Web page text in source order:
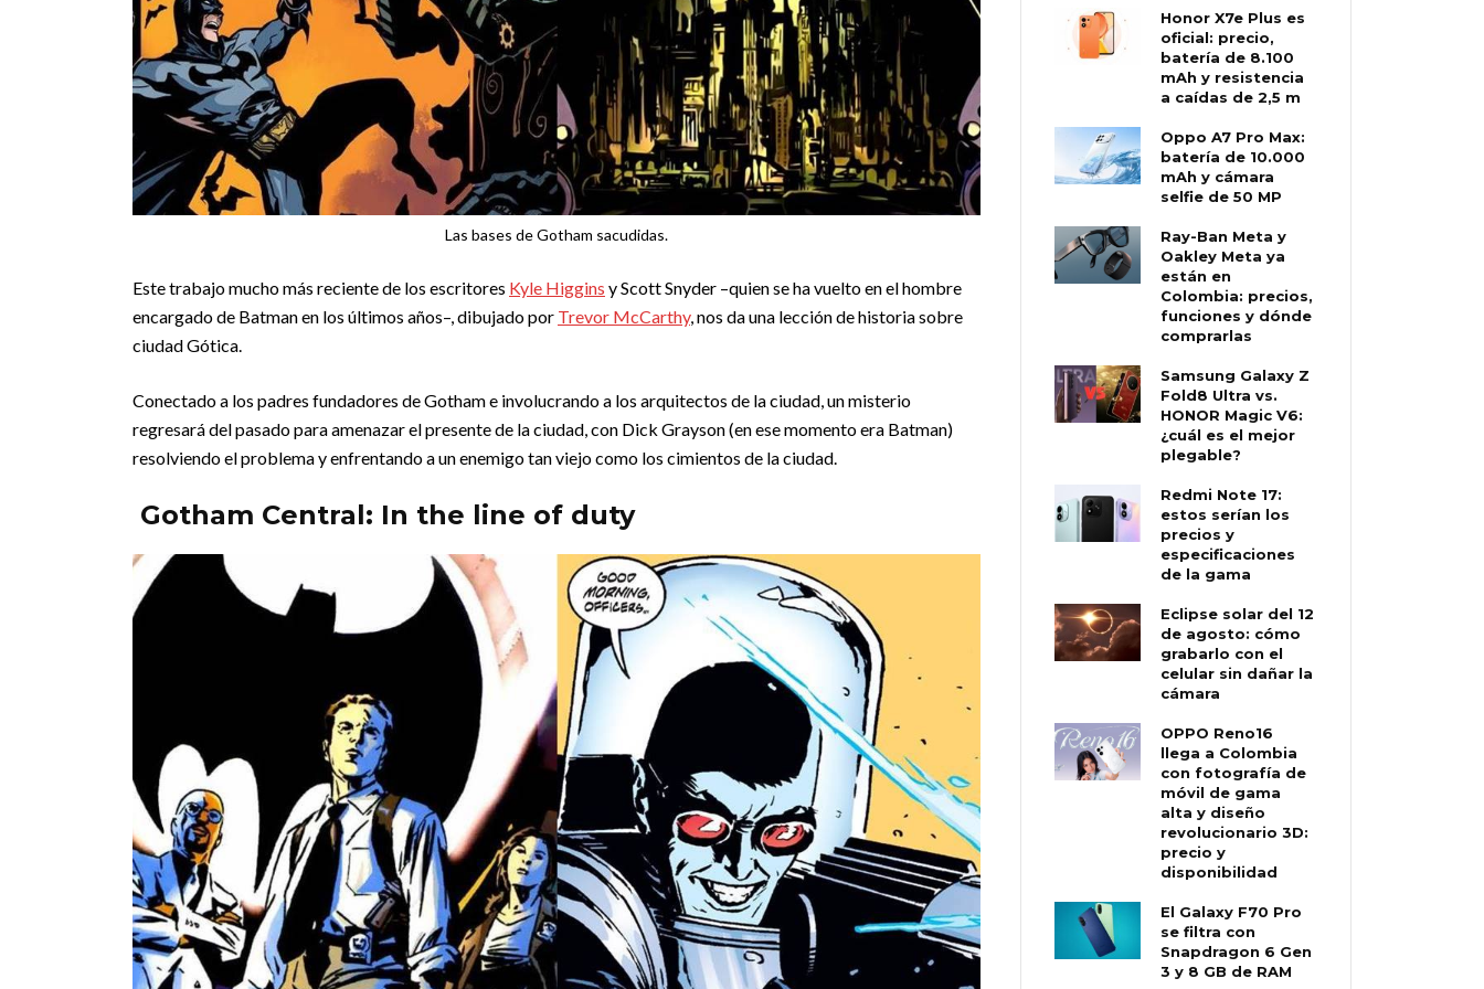
Las bases de Gotham sacudidas.
Este trabajo mucho más reciente de los escritores Kyle Higgins y Scott Snyder –quien se ha vuelto en el hombre
encargado de Batman en los últimos años–, dibujado por Trevor McCarthy, nos da una lección de historia sobre
ciudad Gótica.
Conectado a los padres fundadores de Gotham e involucrando a los arquitectos de la ciudad, un misterio
regresará del pasado para amenazar el presente de la ciudad, con Dick Grayson (en ese momento era Batman)
resolviendo el problema y enfrentando a un enemigo tan viejo como los cimientos de la ciudad.
Gotham Central: In the line of duty
Honor X7e Plus es
oficial: precio,
batería de 8.100
mAh y resistencia
a caídas de 2,5 m
Oppo A7 Pro Max:
batería de 10.000
mAh y cámara
selfie de 50 MP
Ray-Ban Meta y
Oakley Meta ya
están en
Colombia: precios,
funciones y dónde
comprarlas
Samsung Galaxy Z
Fold8 Ultra vs.
HONOR Magic V6:
¿cuál es el mejor
plegable?
Redmi Note 17:
estos serían los
precios y
especificaciones
de la gama
Eclipse solar del 12
de agosto: cómo
grabarlo con el
celular sin dañar la
cámara
OPPO Reno16
llega a Colombia
con fotografía de
móvil de gama
alta y diseño
revolucionario 3D:
precio y
disponibilidad
El Galaxy F70 Pro
se filtra con
Snapdragon 6 Gen
3 y 8 GB de RAM